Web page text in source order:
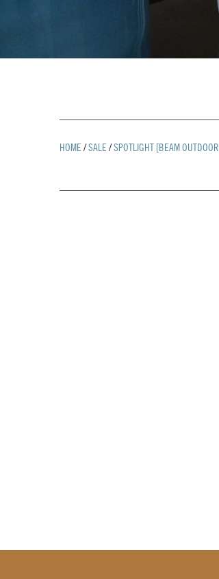
HOME / SALE / SPOTLIGHT [BEAM OUTDOOR]